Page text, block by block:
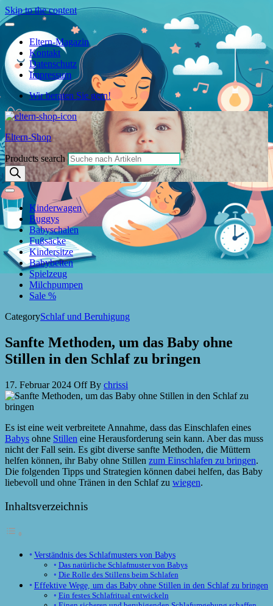
Skip to the content
Eltern-Magazin
Kontakt
Datenschutz
Impressum
Wir beraten Sie gern!
Eltern-Shop
Products search
Kinderwagen
Buggys
Babyschalen
Fußsäcke
Kindersitze
Babybetten
Spielzeug
Milchpumpen
Sale %
CategorySchlaf und Beruhigung
Sanfte Methoden, um das Baby ohne
Stillen in den Schlaf zu bringen
17. Februar 2024 OffBy chrissi
Es ist eine weit verbreitete Annahme, dass das Einschlafen eines
Babys ohne Stillen eine Herausforderung sein kann. Aber das muss
nicht der Fall sein. Es gibt diverse sanfte Methoden, die Müttern
helfen können, ihr Baby ohne Stillen zum Einschlafen zu bringen.
Die folgenden Tipps und Strategien können dabei helfen, das Baby
liebevoll und ohne Tränen in den Schlaf zu wiegen.
Inhaltsverzeichnis
Verständnis des Schlafmusters von Babys
Das natürliche Schlafmuster von Babys
Die Rolle des Stillens beim Schlafen
Effektive Wege, um das Baby ohne Stillen in den Schlaf zu bringen
Ein festes Schlafritual entwickeln